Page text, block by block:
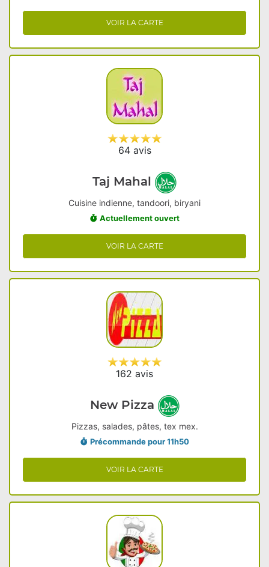
VOIR LA CARTE
64 avis
Taj Mahal
Cuisine indienne, tandoori, biryani
Actuellement ouvert
VOIR LA CARTE
162 avis
New Pizza
Pizzas, salades, pâtes, tex mex.
Précommande pour 11h50
VOIR LA CARTE